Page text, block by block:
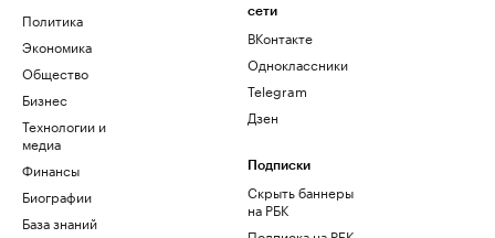
Политика
Экономика
Общество
Бизнес
Технологии и
медиа
Финансы
Биографии
База знаний
сети
ВКонтакте
Одноклассники
Telegram
Дзен
Подписки
Скрыть баннеры
на РБК